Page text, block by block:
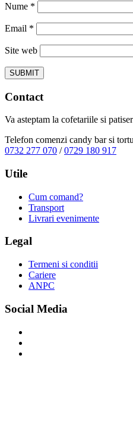
Nume *
Email *
Site web
Contact
Va asteptam la cofetariile si
Telefon comenzi candy bar si
0732 277 070 /0729 180 917
Utile
Cum comand?
Transport
Livrari evenimente
Legal
Termeni si conditii
Cariere
ANPC
Social Media